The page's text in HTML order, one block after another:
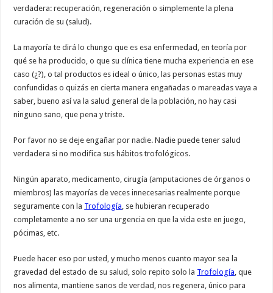
verdadera: recuperación, regeneración o simplemente la plena
curación de su (salud).
La mayoría te dirá lo chungo que es esa enfermedad, en teoría por
qué se ha producido, o que su clínica tiene mucha experiencia en ese
caso (¿?), o tal productos es ideal o único, las personas estas muy
confundidas o quizás en cierta manera engañadas o mareadas vaya a
saber, bueno así va la salud general de la población, no hay casi
ninguno sano, que pena y triste.
Por favor no se deje engañar por nadie. Nadie puede tener salud
verdadera si no modifica sus hábitos trofológicos.
Ningún aparato, medicamento, cirugía (amputaciones de órganos o
miembros) las mayorías de veces innecesarias realmente porque
seguramente con la Trofología , se hubieran recuperado
completamente a no ser una urgencia en que la vida este en juego,
pócimas, etc.
Puede hacer eso por usted, y mucho menos cuanto mayor sea la
gravedad del estado de su salud, solo repito solo la Trofología , que
nos alimenta, mantiene sanos de verdad, nos regenera, único para